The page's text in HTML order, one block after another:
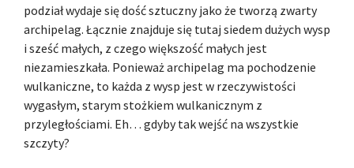
podział wydaje się dość sztuczny jako że tworzą zwarty
archipelag. Łącznie znajduje się tutaj siedem dużych wysp
i sześć małych, z czego większość małych jest
niezamieszkała. Ponieważ archipelag ma pochodzenie
wulkaniczne, to każda z wysp jest w rzeczywistości
wygasłym, starym stożkiem wulkanicznym z
przyległościami. Eh… gdyby tak wejść na wszystkie
szczyty?